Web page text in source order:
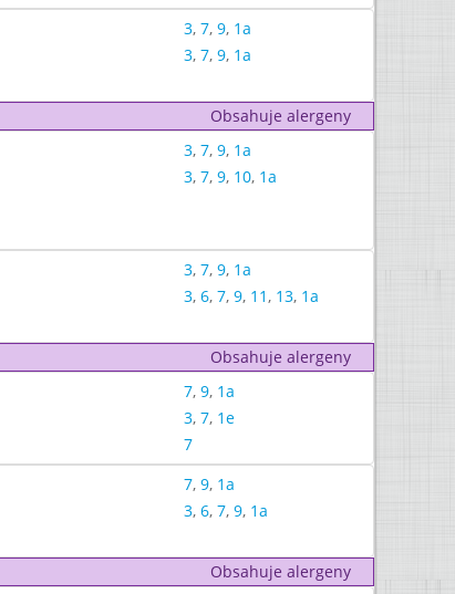
3, 7, 9, 1a
3, 7, 9, 1a
Obsahuje alergeny
3, 7, 9, 1a
3, 7, 9, 10, 1a
3, 7, 9, 1a
3, 6, 7, 9, 11, 13, 1a
Obsahuje alergeny
7, 9, 1a
3, 7, 1e
7
7, 9, 1a
3, 6, 7, 9, 1a
Obsahuje alergeny